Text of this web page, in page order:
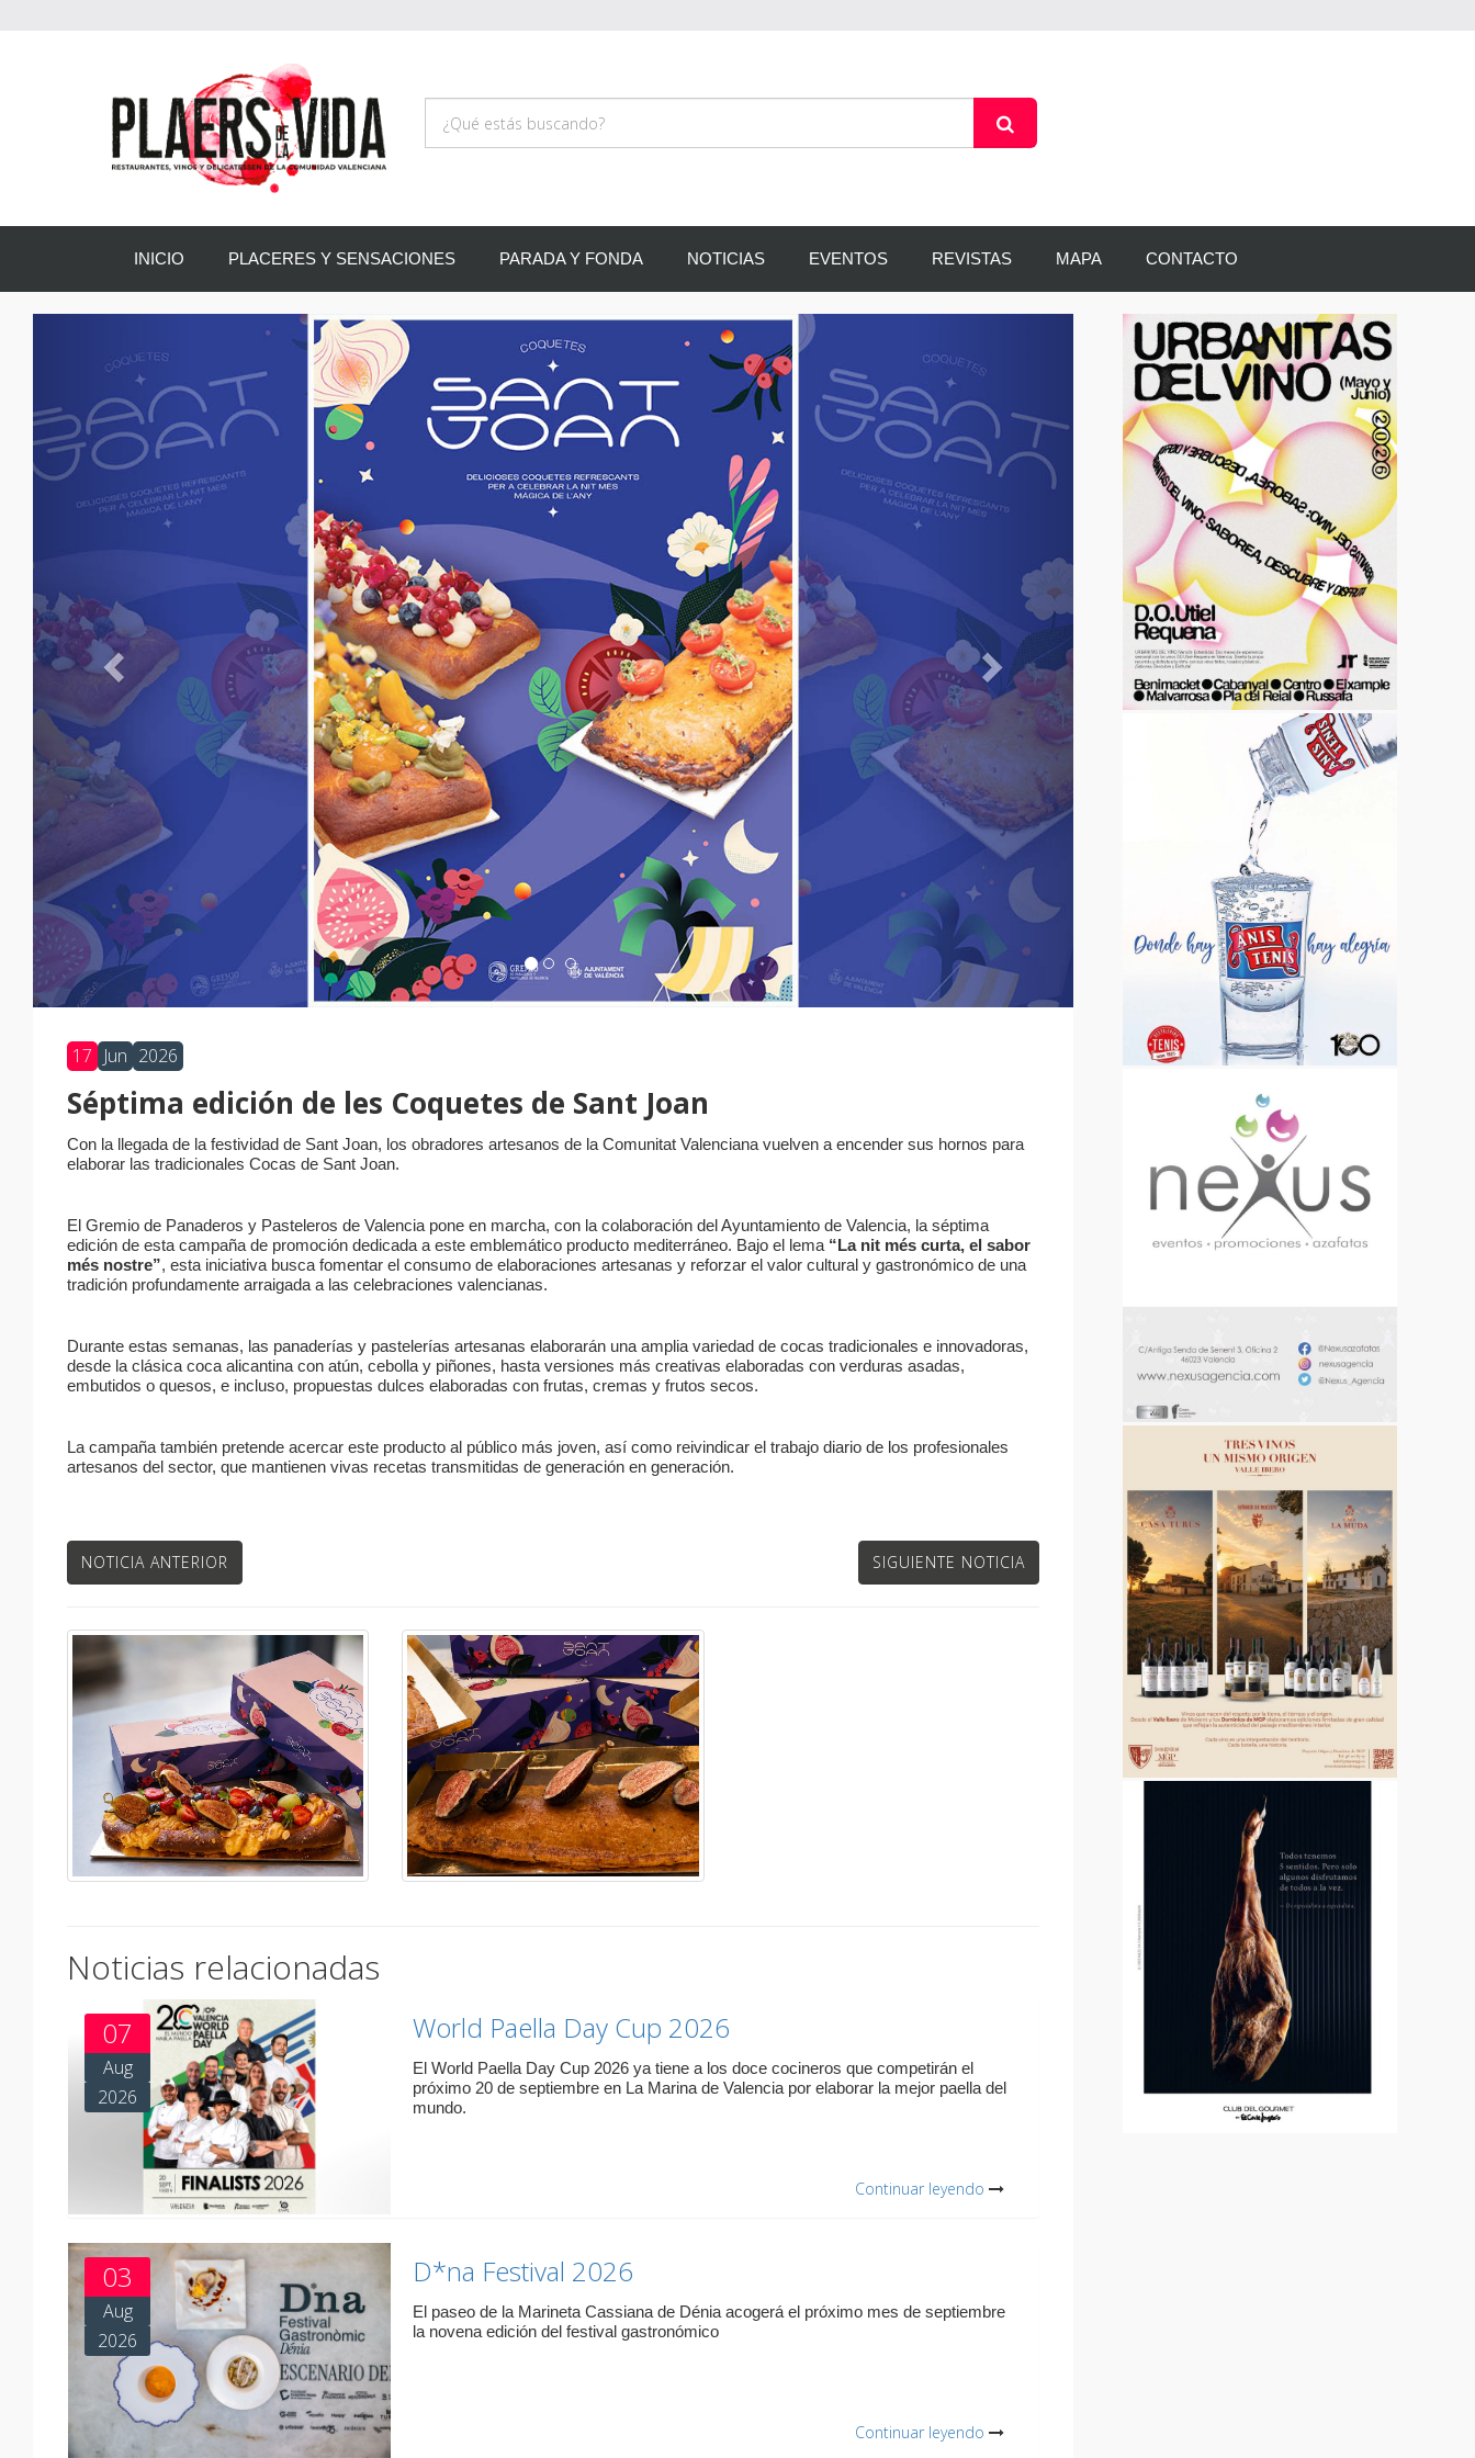
INICIO PLACERES Y SENSACIONES PARADA Y FONDA NOTICIAS EVENTOS REVISTAS MAPA CONTACTO
17 Jun 2026
Séptima edición de les Coquetes de Sant Joan
Con la llegada de la festividad de Sant Joan, los obradores artesanos de la Comunitat Valenciana vuelven a encender sus hornos para
elaborar las tradicionales Cocas de Sant Joan.
El Gremio de Panaderos y Pasteleros de Valencia pone en marcha, con la colaboración del Ayuntamiento de Valencia, la séptima
edición de esta campaña de promoción dedicada a este emblemático producto mediterráneo. Bajo el lema “La nit més curta, el sabor
més nostre”, esta iniciativa busca fomentar el consumo de elaboraciones artesanas y reforzar el valor cultural y gastronómico de una
tradición profundamente arraigada a las celebraciones valencianas.
Durante estas semanas, las panaderías y pastelerías artesanas elaborarán una amplia variedad de cocas tradicionales e innovadoras,
desde la clásica coca alicantina con atún, cebolla y piñones, hasta versiones más creativas elaboradas con verduras asadas,
embutidos o quesos, e incluso, propuestas dulces elaboradas con frutas, cremas y frutos secos.
La campaña también pretende acercar este producto al público más joven, así como reivindicar el trabajo diario de los profesionales
artesanos del sector, que mantienen vivas recetas transmitidas de generación en generación.
NOTICIA ANTERIOR SIGUIENTE NOTICIA
Noticias relacionadas
07
Aug
2026
World Paella Day Cup 2026
El World Paella Day Cup 2026 ya tiene a los doce cocineros que competirán el
próximo 20 de septiembre en La Marina de Valencia por elaborar la mejor paella del
mundo.
Continuar leyendo
03
Aug
2026
D*na Festival 2026
El paseo de la Marineta Cassiana de Dénia acogerá el próximo mes de septiembre
la novena edición del festival gastronómico
Continuar leyendo